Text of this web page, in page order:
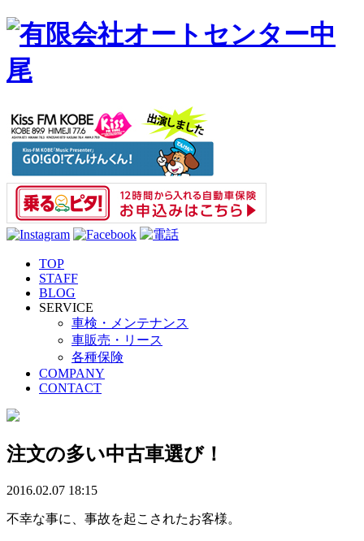
TOP
STAFF
BLOG
SERVICE
車検・メンテナンス
車販売・リース
各種保険
COMPANY
CONTACT
注文の多い中古車選び！
2016.02.07 18:15
不幸な事に、事故を起こされたお客様。